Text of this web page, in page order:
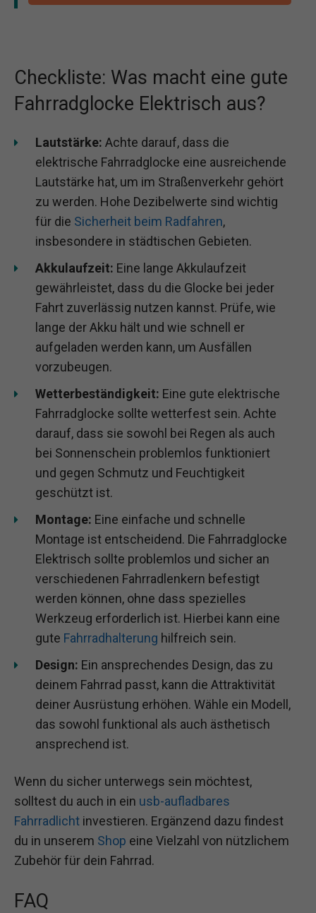
Checkliste: Was macht eine gute
Fahrradglocke Elektrisch aus?
Lautstärke: Achte darauf, dass die
elektrische Fahrradglocke eine ausreichende
Lautstärke hat, um im Straßenverkehr gehört
zu werden. Hohe Dezibelwerte sind wichtig
für die Sicherheit beim Radfahren,
insbesondere in städtischen Gebieten.
Akkulaufzeit: Eine lange Akkulaufzeit
gewährleistet, dass du die Glocke bei jeder
Fahrt zuverlässig nutzen kannst. Prüfe, wie
lange der Akku hält und wie schnell er
aufgeladen werden kann, um Ausfällen
vorzubeugen.
Wetterbeständigkeit: Eine gute elektrische
Fahrradglocke sollte wetterfest sein. Achte
darauf, dass sie sowohl bei Regen als auch
bei Sonnenschein problemlos funktioniert
und gegen Schmutz und Feuchtigkeit
geschützt ist.
Montage: Eine einfache und schnelle
Montage ist entscheidend. Die Fahrradglocke
Elektrisch sollte problemlos und sicher an
verschiedenen Fahrradlenkern befestigt
werden können, ohne dass spezielles
Werkzeug erforderlich ist. Hierbei kann eine
gute Fahrradhalterung hilfreich sein.
Design: Ein ansprechendes Design, das zu
deinem Fahrrad passt, kann die Attraktivität
deiner Ausrüstung erhöhen. Wähle ein Modell,
das sowohl funktional als auch ästhetisch
ansprechend ist.
Wenn du sicher unterwegs sein möchtest,
solltest du auch in ein usb-aufladbares
Fahrradlicht investieren. Ergänzend dazu findest
du in unserem Shop eine Vielzahl von nützlichem
Zubehör für dein Fahrrad.
FAQ